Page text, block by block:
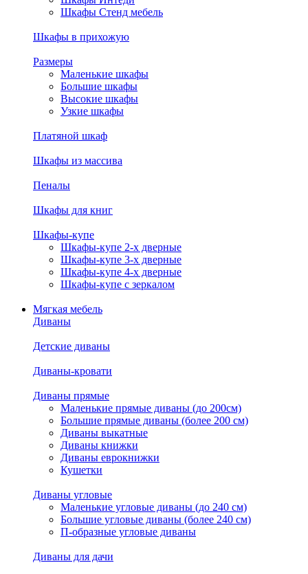
Шкафы Стенд мебель
Шкафы в прихожую
Размеры
Маленькие шкафы
Большие шкафы
Высокие шкафы
Узкие шкафы
Платяной шкаф
Шкафы из массива
Пеналы
Шкафы для книг
Шкафы-купе
Шкафы-купе 2-х дверные
Шкафы-купе 3-х дверные
Шкафы-купе 4-х дверные
Шкафы-купе с зеркалом
Мягкая мебель
Диваны
Детские диваны
Диваны-кровати
Диваны прямые
Маленькие прямые диваны (до 200см)
Большие прямые диваны (более 200 см)
Диваны выкатные
Диваны книжки
Диваны еврокнижки
Кушетки
Диваны угловые
Маленькие угловые диваны (до 240 см)
Большие угловые диваны (более 240 см)
П-образные угловые диваны
Диваны для дачи